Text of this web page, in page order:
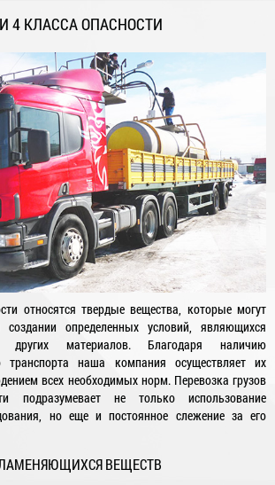
4 КЛАССА ОПАСНОСТИ
относятся твердые вещества, которые могут
создании определенных условий, являющихся
материалов. Благодаря наличию
транспорта наша компания осуществляет их
всех необходимых норм. Перевозка грузов
подразумевает не только использование
но еще и постоянное слежение за его
ВЕЩЕСТВ